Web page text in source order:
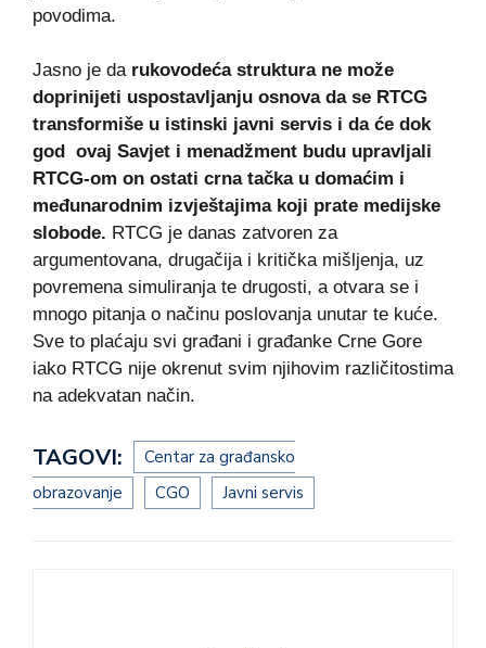
povodima.
Jasno je darukovodeća struktura ne može
doprinijeti uspostavljanju osnova da se RTCG
transformiše u istinski javni servis i da će dok
god ovaj Savjet i menadžment budu upravljali
RTCG-om on ostati crna tačka u domaćim i
međunarodnim izvještajima koji prate medijske
slobode. RTCG je danas zatvoren za
argumentovana, drugačija i kritička mišljenja, uz
povremena simuliranja te drugosti, a otvara se i
mnogo pitanja o načinu poslovanja unutar te kuće.
Sve to plaćaju svi građani i građanke Crne Gore
iako RTCG nije okrenut svim njihovim različitostima
na adekvatan način.
TAGOVI:
Centar za građansko
obrazovanje
CGO Javni servis